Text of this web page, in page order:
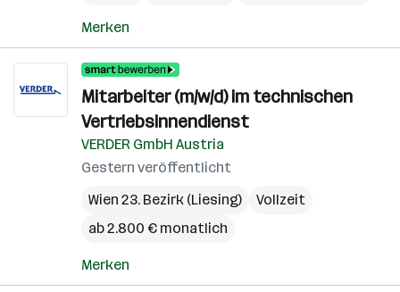
Merken
Mitarbeiter (m/w/d) im technischen
Vertriebsinnendienst
VERDER GmbH Austria
Gestern veröffentlicht
Wien 23. Bezirk (Liesing)
Vollzeit
ab 2.800 € monatlich
Merken